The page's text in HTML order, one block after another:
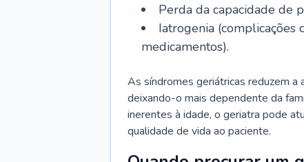
Perda da capacidade de
Iatrogenia (complicações
medicamentos).
As síndromes geriátricas reduzem a
deixando-o mais dependente da
inerentes à idade, o geriatra pode
qualidade de vida ao paciente.